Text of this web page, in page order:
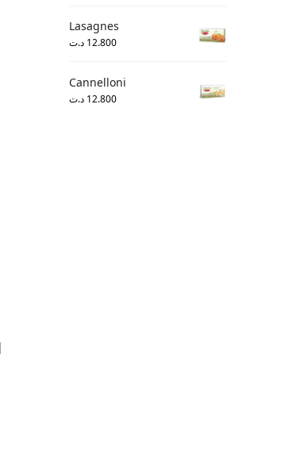
Lasagnes
12.800 د.ت
Cannelloni
12.800 د.ت